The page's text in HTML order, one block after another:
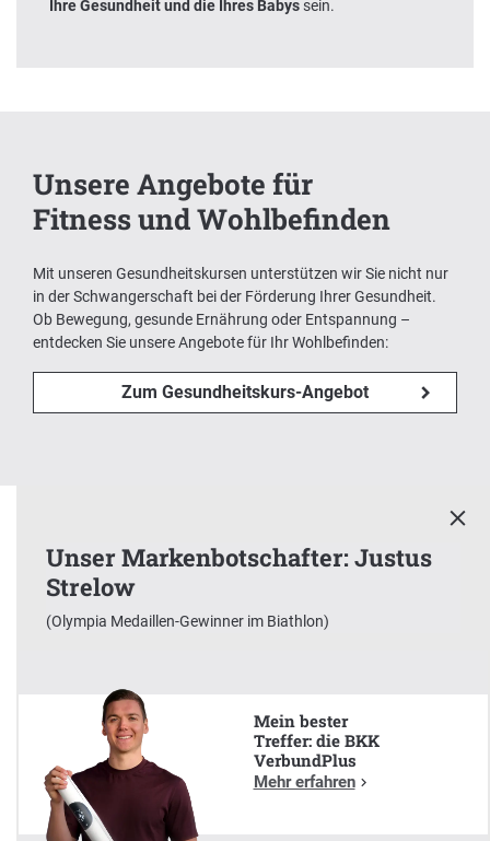
Ihre Gesundheit und die Ihres Babyssein.
Unsere Angebote für
Fitness und Wohlbefinden
Mit unseren Gesundheitskursen unterstützen wir Sie nicht nur
in der Schwangerschaft bei der Förderung Ihrer Gesundheit.
Ob Bewegung, gesunde Ernährung oder Entspannung –
entdecken Sie unsere Angebote für Ihr Wohlbefinden:
Zum Gesundheitskurs-Angebot
Unser Markenbotschafter: Justus
Strelow
(Olympia Medaillen-Gewinner im Biathlon)
Mein bester
Treffer: die BKK
VerbundPlus
Mehr erfahren
Justus Strelow
(Olympia Medaillen-Gewinner im Biathlon)